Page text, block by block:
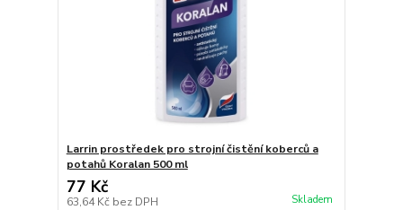
Larrin prostředek pro strojní čistění koberců a
potahů Koralan 500 ml
77 Kč
63,64 Kč bez DPH Skladem